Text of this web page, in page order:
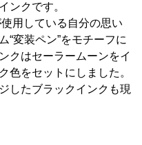
ンクです。
用している自分の思い
“変装ペン”をモチーフに
クはセーラームーンをイ
色をセットにしました。
したブラックインクも現